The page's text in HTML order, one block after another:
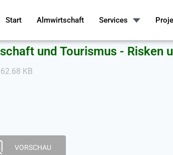
Start Almwirtschaft Services
und Tourismus - Risken
KB
VORSCHAU